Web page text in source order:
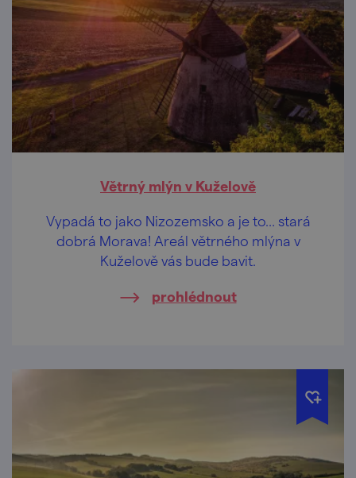
Větrný mlýn v Kuželově
Vypadá to jako Nizozemsko a je to… stará
dobrá Morava! Areál větrného mlýna v
Kuželově vás bude bavit.
prohlédnout